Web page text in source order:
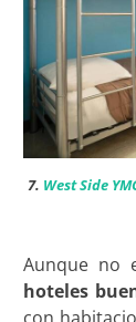
7. West Side
Aunque no
hoteles